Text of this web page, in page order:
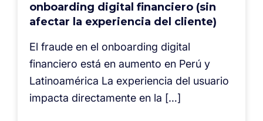
onboarding digital financiero (sin
afectar la experiencia del cliente)
El fraude en el onboarding digital
financiero está en aumento en Perú y
Latinoamérica La experiencia del usuario
impacta directamente en la […]